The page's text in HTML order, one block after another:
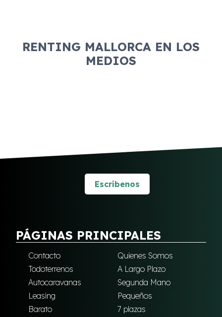
RENTING MALLORCA EN LOS
MEDIOS
Escríbenos
PÁGINAS PRINCIPALES
Contacto
Quienes Somos
Todoterrenos
A Largo Plazo
Autocaravanas
Segunda Mano
Leasing
Pequeños
Barato
7 plazas